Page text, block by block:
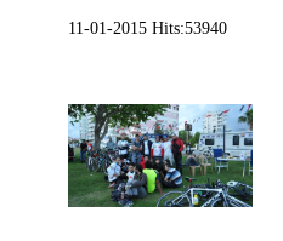
11-01-2015 Hits:53940